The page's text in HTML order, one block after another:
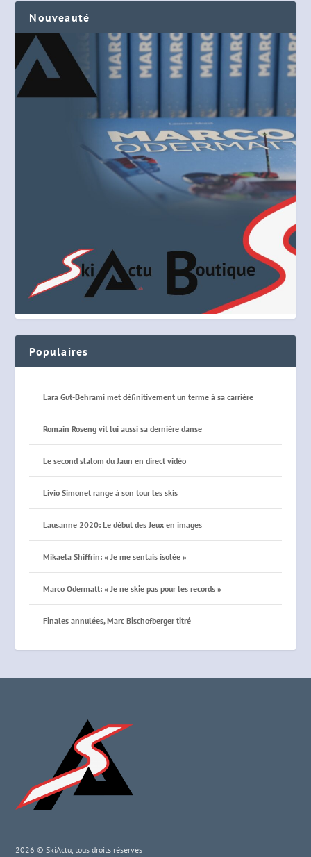
Nouveauté
Populaires
Lara Gut-Behrami met définitivement un terme à sa carrière
Romain Roseng vit lui aussi sa dernière danse
Le second slalom du Jaun en direct vidéo
Livio Simonet range à son tour les skis
Lausanne 2020: Le début des Jeux en images
Mikaela Shiffrin: « Je me sentais isolée »
Marco Odermatt: « Je ne skie pas pour les records »
Finales annulées, Marc Bischofberger titré
2026 © SkiActu, tous droits réservés